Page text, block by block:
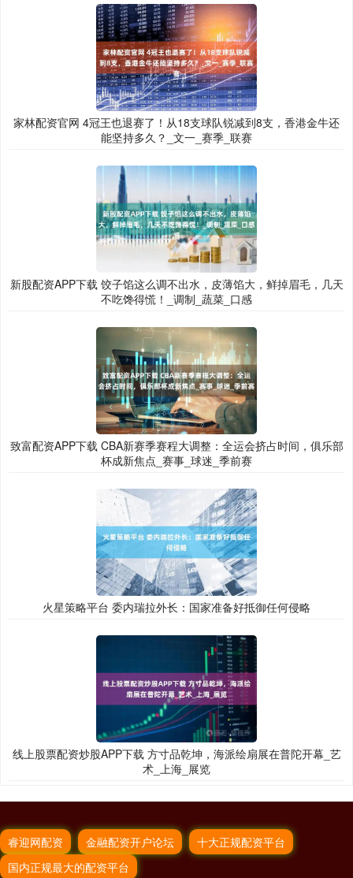
家林配资官网 4冠王也退赛了！从18支球队锐减到8支，香港金牛还
能坚持多久？_文一_赛季_联赛
新股配资APP下载 饺子馅这么调不出水，皮薄馅大，鲜掉眉毛，几天
不吃馋得慌！_调制_蔬菜_口感
致富配资APP下载 CBA新赛季赛程大调整：全运会挤占时间，俱乐部
杯成新焦点_赛事_球迷_季前赛
火星策略平台 委内瑞拉外长：国家准备好抵御任何侵略
线上股票配资炒股APP下载 方寸品乾坤，海派绘扇展在普陀开幕_艺
术_上海_展览
睿迎网配资 金融配资开户论坛
十大正规配资平台
国内正规最大的配资平台